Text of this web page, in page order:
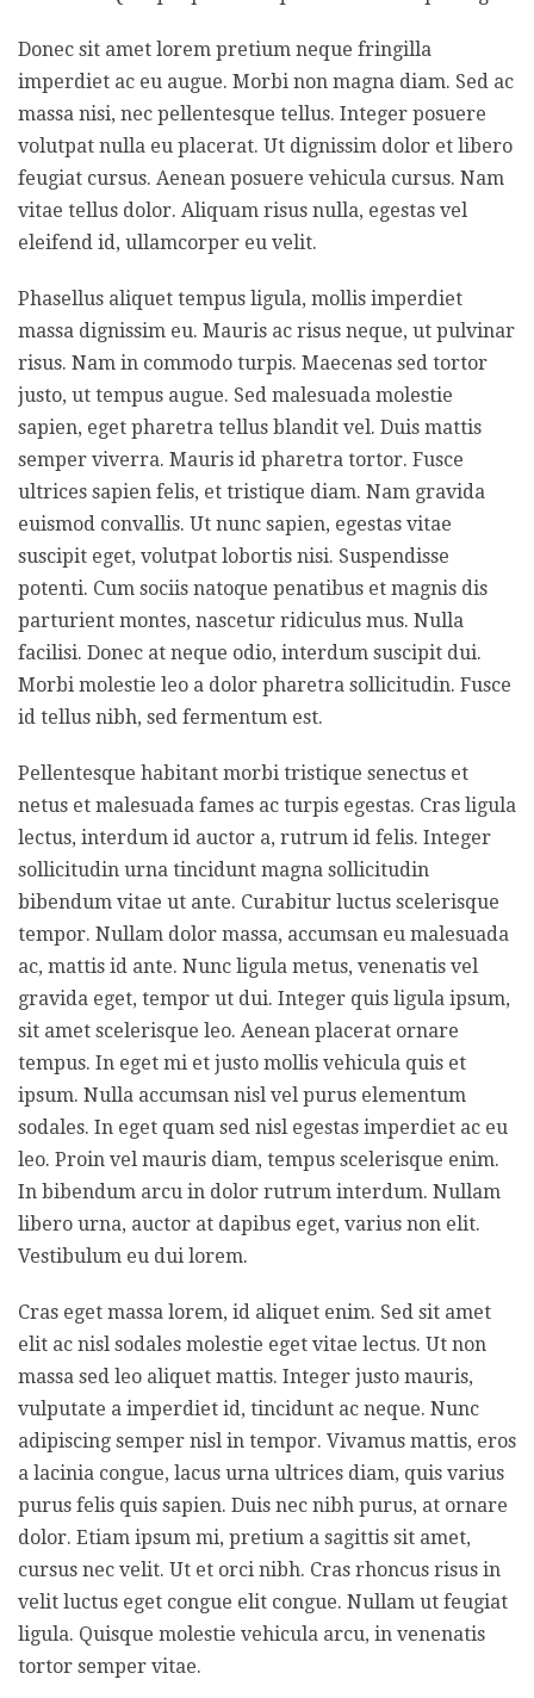
Donec sit amet lorem pretium neque fringilla
imperdiet ac eu augue. Morbi non magna diam. Sed ac
massa nisi, nec pellentesque tellus. Integer posuere
volutpat nulla eu placerat. Ut dignissim dolor et libero
feugiat cursus. Aenean posuere vehicula cursus. Nam
vitae tellus dolor. Aliquam risus nulla, egestas vel
eleifend id, ullamcorper eu velit.
Phasellus aliquet tempus ligula, mollis imperdiet
massa dignissim eu. Mauris ac risus neque, ut pulvinar
risus. Nam in commodo turpis. Maecenas sed tortor
justo, ut tempus augue. Sed malesuada molestie
sapien, eget pharetra tellus blandit vel. Duis mattis
semper viverra. Mauris id pharetra tortor. Fusce
ultrices sapien felis, et tristique diam. Nam gravida
euismod convallis. Ut nunc sapien, egestas vitae
suscipit eget, volutpat lobortis nisi. Suspendisse
potenti. Cum sociis natoque penatibus et magnis dis
parturient montes, nascetur ridiculus mus. Nulla
facilisi. Donec at neque odio, interdum suscipit dui.
Morbi molestie leo a dolor pharetra sollicitudin. Fusce
id tellus nibh, sed fermentum est.
Pellentesque habitant morbi tristique senectus et
netus et malesuada fames ac turpis egestas. Cras ligula
lectus, interdum id auctor a, rutrum id felis. Integer
sollicitudin urna tincidunt magna sollicitudin
bibendum vitae ut ante. Curabitur luctus scelerisque
tempor. Nullam dolor massa, accumsan eu malesuada
ac, mattis id ante. Nunc ligula metus, venenatis vel
gravida eget, tempor ut dui. Integer quis ligula ipsum,
sit amet scelerisque leo. Aenean placerat ornare
tempus. In eget mi et justo mollis vehicula quis et
ipsum. Nulla accumsan nisl vel purus elementum
sodales. In eget quam sed nisl egestas imperdiet ac eu
leo. Proin vel mauris diam, tempus scelerisque enim.
In bibendum arcu in dolor rutrum interdum. Nullam
libero urna, auctor at dapibus eget, varius non elit.
Vestibulum eu dui lorem.
Cras eget massa lorem, id aliquet enim. Sed sit amet
elit ac nisl sodales molestie eget vitae lectus. Ut non
massa sed leo aliquet mattis. Integer justo mauris,
vulputate a imperdiet id, tincidunt ac neque. Nunc
adipiscing semper nisl in tempor. Vivamus mattis, eros
a lacinia congue, lacus urna ultrices diam, quis varius
purus felis quis sapien. Duis nec nibh purus, at ornare
dolor. Etiam ipsum mi, pretium a sagittis sit amet,
cursus nec velit. Ut et orci nibh. Cras rhoncus risus in
velit luctus eget congue elit congue. Nullam ut feugiat
ligula. Quisque molestie vehicula arcu, in venenatis
tortor semper vitae.